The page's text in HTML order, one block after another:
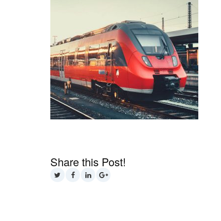
Share this Post!